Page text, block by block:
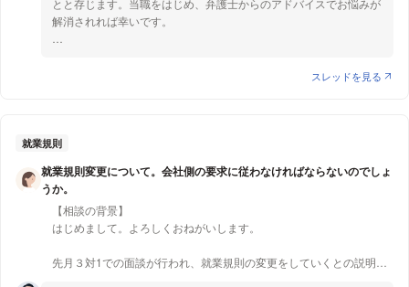
【質問2】
契約書ではなく「土地Bを売却する際はAさんに売却することとす
る。ただし売却価格に折り合いがつかない場合はこの覚書は破棄す
にとって何か不利になることはありますでしょうか？私は上記記載の
通り母名義の土地として実際に売れる段階になってから契約を交わす
べきだと思います
【質問4】
実際売却する際には不動産屋を挟んだ方がよいのでしょうか？弁護士
き不動産屋を挟む必要はないのかなと思ったのですがいかがでしょう
Aさんのご不安を払しょくするためには、覚書で十分だと思いま
算人の選任をすることができるので、ご相談者様を清算人に選任し
清算人として売買契約を締結すると、貴社にB土地を引き渡す義務
よっては、貴社がA以外の者との間でB土地の売買をしないという
義務を負うことになります。
【質問４】
を間に挟む必要性はないと思います。
【質問1】
この場合、敷金と原状回復費用は相殺しても問題ないのでしょうか？
解消されれば幸いです。
合に、その残額について発生するとされています。
そうすると、原状回復費用を敷金から差し引いて、残額がある場合
にやっと敷金返還請求権が発生することになるので、相殺以前に敷
金から原状回復費用を差し引くことができるということになりま
す。
破産手続では、相殺に一定の制限が課されるものの、敷金から原状
スレッドを見る
就業規則
就業規則変更について。会社側の要求に従わなければならないのでしょ
うか。
【相談の背景】
はじめまして。よろしくおねがいします。
先月３対1での面談が行われ、就業規則の変更をしていくとの説明が